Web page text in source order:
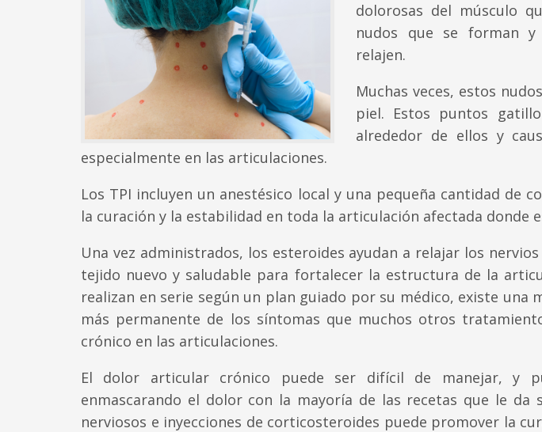
dolorosas del músculo
nudos que se forman
relajen.
Muchas veces, estos
piel. Estos puntos
alrededor de ellos y
especialmente en las articulaciones.
Los TPI incluyen un anestésico local y una pequeña cantidad de
la curación y la estabilidad en toda la articulación afectada donde
Una vez administrados, los esteroides ayudan a relajar los
tejido nuevo y saludable para fortalecer la estructura de la
realizan en serie según un plan guiado por su médico, existe una
más permanente de los síntomas que muchos otros
crónico en las articulaciones.
El dolor articular crónico puede ser difícil de manejar, y
enmascarando el dolor con la mayoría de las recetas que le da
nerviosos e inyecciones de corticosteroides puede promover la